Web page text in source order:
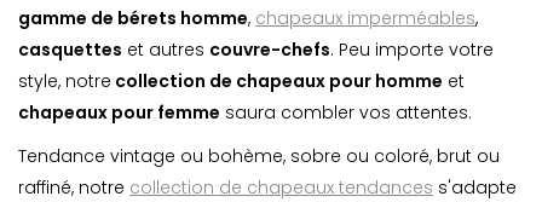
gamme de bérets homme, chapeaux imperméables,
casquettes et autres couvre-chefs. Peu importe votre
style, notre collection de chapeaux pour homme et
chapeaux pour femme saura combler vos attentes.
Tendance vintage ou bohème, sobre ou coloré, brut ou
raffiné, notre collection de chapeaux tendances s'adapte